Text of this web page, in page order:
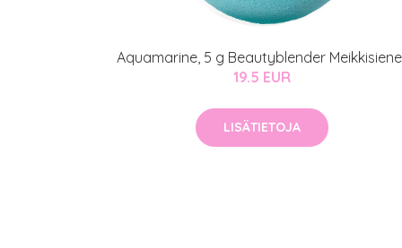
Aquamarine, 5 g Beautyblender
19.5 EUR
LISÄTIETOJA